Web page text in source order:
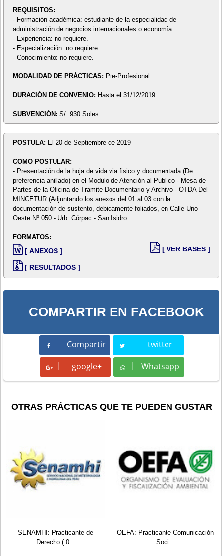
REQUISITOS:
- Formación académica: estudiante de la especialidad de
administración de negocios internacionales o economía.
- Experiencia: no requiere.
- Especialización: no requiere .
- Conocimiento: no requiere.
MODALIDAD DE PRÁCTICAS: Pre-Profesional
DURACIÓN DE CONVENIO: Hasta el 31/12/2019
SUBVENCIÓN: S/. 930 Soles
POSTULA: El 20 de Septiembre de 2019
COMO POSTULAR:
- Presentación de la hoja de vida via fisico y documentada (De
preferencia anillado) en el Modulo de Atención al Publico - Mesa de
Partes de la Oficina de Tramite Documentario y Archivo - OTDA Del
MINCETUR (Adjuntando los anexos del 01 al 03 con la
documentación de sustento, debidamente foliados, en Calle Uno
Oeste Nº 050 - Urb. Córpac - San Isidro.
FORMATOS:
[ ANEXOS ]
[ RESULTADOS ]
[ VER BASES ]
COMPARTIR EN FACEBOOK
Compartir
Compartir twitter
Tweet
google+ Whatsapp
Whatsapp
OTRAS PRÁCTICAS QUE TE PUEDEN GUSTAR
SENAMHI: Practicante de
Derecho ( 0...
OEFA: Practicante Comunicación
Soci...